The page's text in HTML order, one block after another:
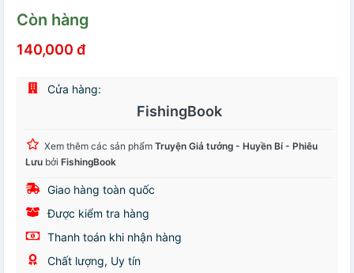
Còn hàng
140,000 đ
Cửa hàng:
FishingBook
Xem thêm các sản phẩm Truyện Giả tưởng - Huyền Bí - Phiêu
Lưu bởi FishingBook
Giao hàng toàn quốc
Được kiểm tra hàng
Thanh toán khi nhận hàng
Chất lượng, Uy tín